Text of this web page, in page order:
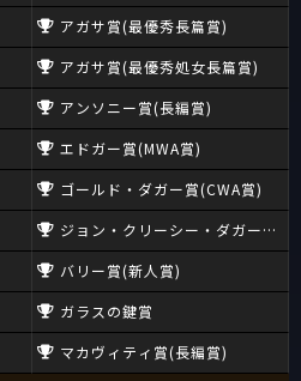
アガサ賞(最優秀長篇賞)
アガサ賞(最優秀処女長篇賞)
アンソニー賞(長編賞)
エドガー賞(MWA賞)
ゴールド・ダガー賞(CWA賞)
ジョン・クリーシー・ダガー賞
バリー賞(新人賞)
ガラスの鍵賞
マカヴィティ賞(長編賞)